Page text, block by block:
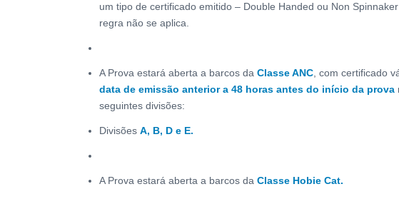
um tipo de certificado emitido – Double Handed ou Non
regra não se aplica.
A Prova estará aberta a barcos da Classe ANC, com certificado
data de emissão anterior a 48 horas antes do início da prova
seguintes divisões:
Divisões A, B, D e E.
A Prova estará aberta a barcos da Classe Hobie Cat.